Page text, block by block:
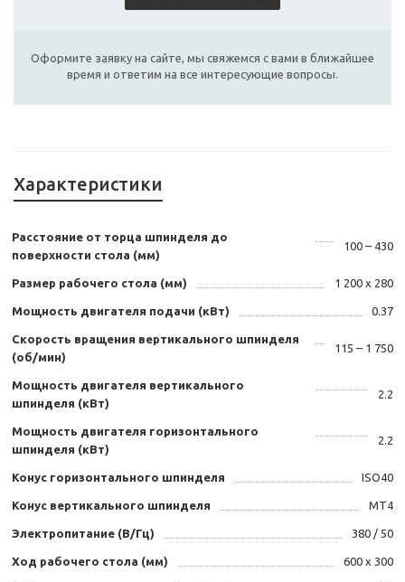
Оформите заявку на сайте, мы свяжемся с вами в ближайшее
время и ответим на все интересующие вопросы.
Характеристики
Расстояние от торца шпинделя до
поверхности стола (мм)
100 – 430
Размер рабочего стола (мм) 1 200 х 280
Мощность двигателя подачи (кВт) 0.37
Скорость вращения вертикального шпинделя
(об/мин)
115 – 1 750
Мощность двигателя вертикального
шпинделя (кВт)
2.2
Мощность двигателя горизонтального
шпинделя (кВт)
2.2
Конус горизонтального шпинделя ISO40
Конус вертикального шпинделя MT4
Электропитание (В/Гц) 380 / 50
Ход рабочего стола (мм) 600 х 300